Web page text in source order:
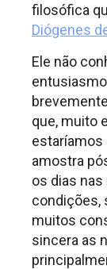
filosófica
Diógenes
Ele não
que, muito
estaríamos
amostra
os dias
condições,
muitos
sincera as